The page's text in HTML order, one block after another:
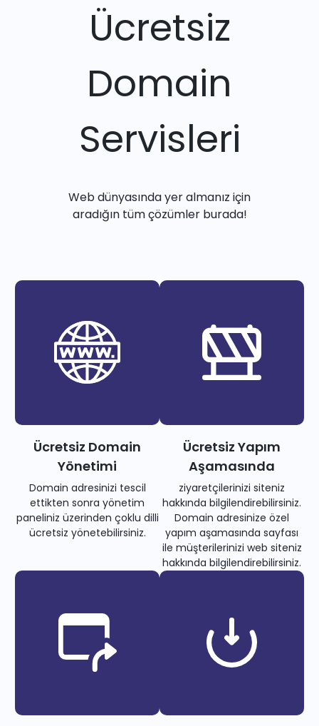
Ücretsiz
Domain
Servisleri
Web dünyasında yer almanız için
aradığın tüm çözümler burada!
Ücretsiz Domain
Yönetimi
Domain adresinizi tescil
ettikten sonra yönetim
paneliniz üzerinden çoklu dilli
ücretsiz yönetebilirsiniz.
Ücretsiz Yapım
Aşamasında
ziyaretçilerinizi siteniz
hakkında bilgilendirebilirsiniz.
Domain adresinize özel
yapım aşamasında sayfası
ile müşterilerinizi web siteniz
hakkında bilgilendirebilirsiniz.